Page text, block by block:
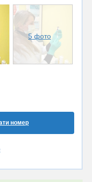
5 фото
номер